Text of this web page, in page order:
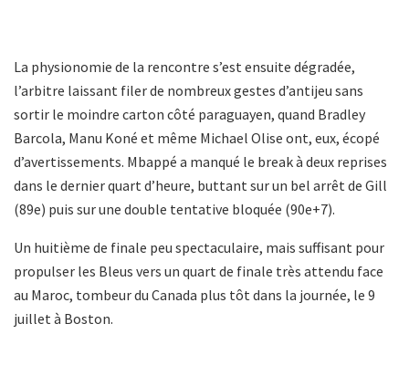
La physionomie de la rencontre s’est ensuite dégradée,
l’arbitre laissant filer de nombreux gestes d’antijeu sans
sortir le moindre carton côté paraguayen, quand Bradley
Barcola, Manu Koné et même Michael Olise ont, eux, écopé
d’avertissements. Mbappé a manqué le break à deux reprises
dans le dernier quart d’heure, buttant sur un bel arrêt de Gill
(89e) puis sur une double tentative bloquée (90e+7).
Un huitième de finale peu spectaculaire, mais suffisant pour
propulser les Bleus vers un quart de finale très attendu face
au Maroc, tombeur du Canada plus tôt dans la journée, le 9
juillet à Boston.